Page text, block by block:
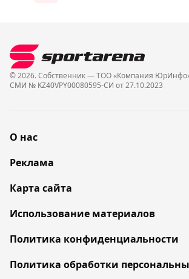
© 2026. Собственник — ТОО «Компания
СМИ № KZ40VPY00080595-СИ от 27.10.2023
О нас
Реклама
Карта сайта
Использование материалов
Политика конфиденциальности
Политика обработки